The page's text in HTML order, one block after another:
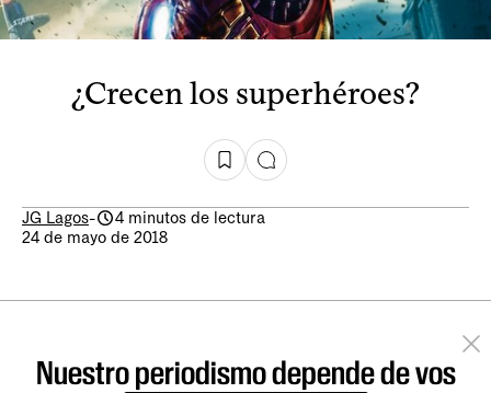
¿Crecen los superhéroes?
JG Lagos-
4 minutos de lectura
24 de mayo de 2018
Nuestro periodismo depende de vos